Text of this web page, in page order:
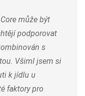
může být
podporovat
s
Všiml jsem si
k jídlu u
faktory pro